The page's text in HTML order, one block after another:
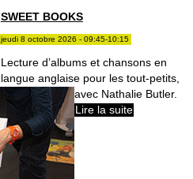
SWEET BOOKS
jeudi 8 octobre 2026 - 09:45-10:15
Lecture d’albums et chansons en
langue anglaise pour les tout-petits,
avec Nathalie Butler.
Lire la suite